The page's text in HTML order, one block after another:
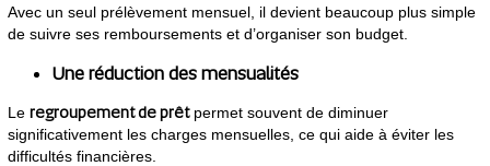
Avec un seul prélèvement mensuel, il devient beaucoup plus simple
de suivre ses remboursements et d’organiser son budget.
Une réduction des mensualités
Le regroupement de prêtpermet souvent de diminuer
significativement les charges mensuelles, ce qui aide à éviter les
difficultés financières.